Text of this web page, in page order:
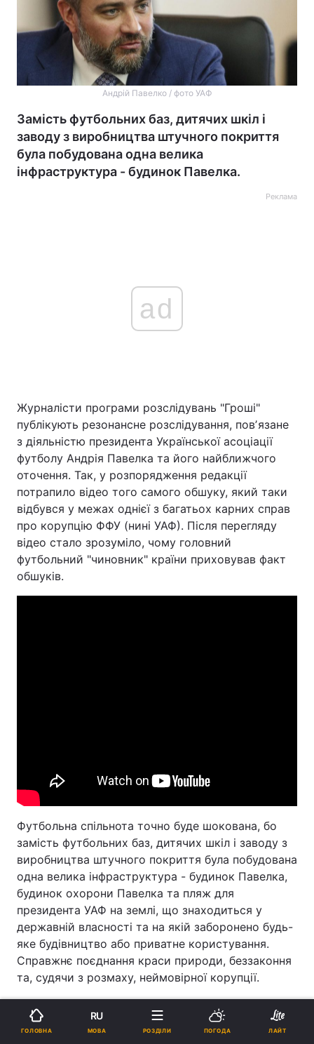
Андрій Павелко / фото УАФ
Замість футбольних баз, дитячих шкіл і
заводу з виробництва штучного покриття
була побудована одна велика
інфраструктура - будинок Павелка.
Реклама
ad
Журналісти програми розслідувань "Гроші"
публікують резонансне розслідування, повʼязане
з діяльністю президента Української асоціації
футболу Андрія Павелка та його найближчого
оточення. Так, у розпорядження редакції
потрапило відео того самого обшуку, який таки
відбувся у межах однієї з багатьох карних справ
про корупцію ФФУ (нині УАФ). Після перегляду
відео стало зрозуміло, чому головний
футбольний "чиновник" країни приховував факт
обшуків.
Футбольна спільнота точно буде шокована, бо
замість футбольних баз, дитячих шкіл і заводу з
виробництва штучного покриття була побудована
одна велика інфраструктура - будинок Павелка,
будинок охорони Павелка та пляж для
президента УАФ на землі, що знаходиться у
державній власності та на якій заборонено будь-
яке будівництво або приватне користування.
Справжнє поєднання краси природи, беззаконня
та, судячи з розмаху, неймовірної корупції.
Згідно з декларацією Андрія Павелка, яку він
подавав у 2018 році, в Хотянівці він орендує
ГОЛОВНА
RU
МОВА РОЗДІЛИ ПОГОДА ЛАЙТ